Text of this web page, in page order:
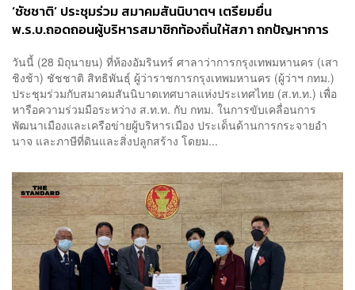
‘ชัชชาติ’ ประชุมร่วม สมาคมสันนิบาตฯ เตรียมยื่น
พ.ร.บ.ถอดถอนผู้บริหารสมาชิกท้องถิ่นให้สภา ถกปัญหาการ
วันนี้ (28 มิถุนายน) ที่ห้องอัมรินทร์ ศาลาว่าการกรุงเทพมหานคร (เสา
ชิงช้า) ชัชชาติ สิทธิพันธุ์ ผู้ว่าราชการกรุงเทพมหานคร (ผู้ว่าฯ กทม.)
ประชุมร่วมกับสมาคมสันนิบาตเทศบาลแห่งประเทศไทย (ส.ท.ท.) เพื่อ
หารือความร่วมมือระหว่าง ส.ท.ท. กับ กทม. ในการขับเคลื่อนการ
พัฒนาเมืองและเครือข่ายผู้บริหารเมือง ประเด็นด้านการกระจายอำ
นาจ และภาษีที่ดินและสิ่งปลูกสร้าง โดยม...